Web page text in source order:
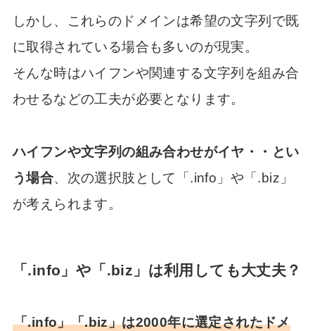
しかし、これらのドメインは希望の文字列で既
に取得されている場合も多いのが現実。
そんな時はハイフンや関連する文字列を組み合
わせるなどの工夫が必要となります。
ハイフンや文字列の組み合わせがイヤ・・とい
う場合、次の選択肢として「.info」や「.biz」
が考えられます。
「.info」や「.biz」は利用しても大丈夫？
「.info」「.biz」は2000年に選定されたドメ